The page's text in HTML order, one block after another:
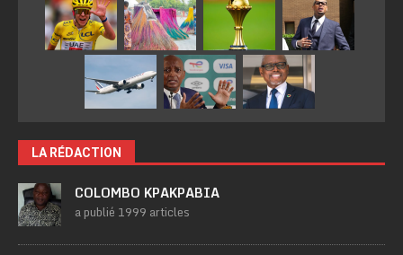
LA RÉDACTION
COLOMBO KPAKPABIA
a publié 1999 articles